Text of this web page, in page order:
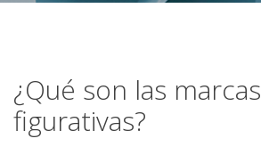
¿Qué son las marcas
figurativas?